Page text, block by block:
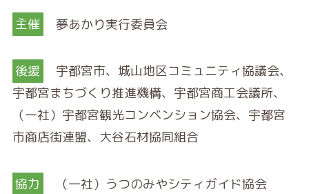
主催 夢あかり実行委員会
後援
宇都宮市、城山地区コミュニティ協議会、
宇都宮まちづくり推進機構、宇都宮商工会議所、
（一社）宇都宮観光コンベンション協会、宇都宮
市商店街連盟、大谷石材協同組合
協力 （一社）うつのみやシティガイド協会